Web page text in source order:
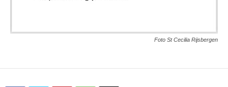
Foto St Cecilia Rijsbergen